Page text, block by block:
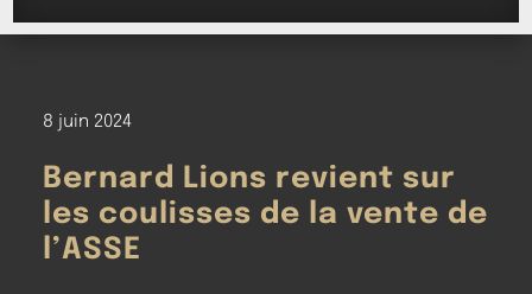
8 juin 2024
Bernard Lions revient sur
les coulisses de la vente de
l’ASSE